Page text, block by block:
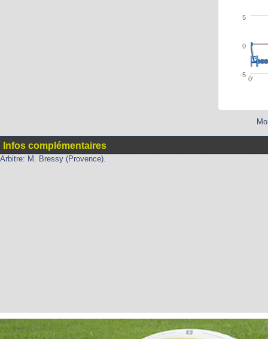
0'
-5
0
5
Infos complémentaires
Arbitre: M. Bressy (Provence).